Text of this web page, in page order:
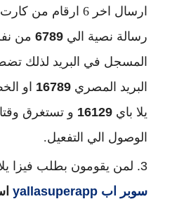
ارسال اخر 6 ارقام
رسالة نصية الي 6789 من
المسجل في البريد لذلك
البريد المصري 16789 او
يلا باي 16129 و تستغرق
الوصول الي التفعيل.
لمن يقومون بطلب فيزا
سوبر اب yallasuperapp